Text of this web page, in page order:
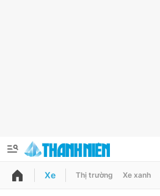
QUẢNG CÁO
Xe Thị trường Xe xanh